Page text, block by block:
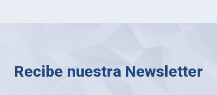
Recibe nuestra Newsletter